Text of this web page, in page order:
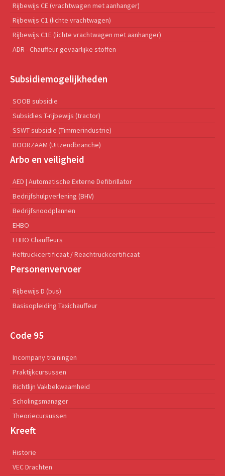
Rijbewijs CE (vrachtwagen met aanhanger)
Rijbewijs C1 (lichte vrachtwagen)
Rijbewijs C1E (lichte vrachtwagen met aanhanger)
ADR - Chauffeur gevaarlijke stoffen
Subsidiemogelijkheden
SOOB subsidie
Subsidies T-rijbewijs (tractor)
SSWT subsidie (Timmerindustrie)
DOORZAAM (Uitzendbranche)
Arbo en veiligheid
AED | Automatische Externe Defibrillator
Bedrijfshulpverlening (BHV)
Bedrijfsnoodplannen
EHBO
EHBO Chauffeurs
Heftruckcertificaat / Reachtruckcertificaat
Personenvervoer
Rijbewijs D (bus)
Basisopleiding Taxichauffeur
Code 95
Incompany trainingen
Praktijkcursussen
Richtlijn Vakbekwaamheid
Scholingsmanager
Theoriecursussen
Kreeft
Historie
VEC Drachten